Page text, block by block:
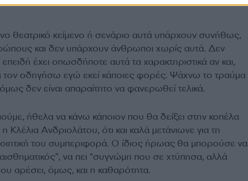
θεατρικό κείμενο ή σενάριο αυτά υπάρχουν συνήθως,
και δεν υπάρχουν άνθρωποι χωρίς αυτά. Δεν
έχει οπωσδήποτε αυτά τα χαρακτηριστικά αν και,
τον οδηγήσω εγώ εκεί κάποιες φορές. Ψάχνω το τραύμα
δεν είναι απαραίτητο να φανερωθεί τελικά.
ήθελα να κάνω κάποιον που θα δείξει στην κοπέλα
Κλέλια Ανδριολάτου, ότι και καλά μετάνιωνε για τη
του συμπεριφορά. Ο ίδιος ήρωας θα μπορούσε να
να πει “συγνώμη που σε χτύπησα, αλλά
αρέσει, όμως, και η καθαρότητα.